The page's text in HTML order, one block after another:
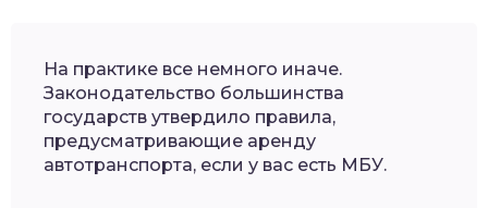
На практике все немного иначе.
Законодательство большинства
государств утвердило правила,
предусматривающие аренду
автотранспорта, если у вас есть МБУ.